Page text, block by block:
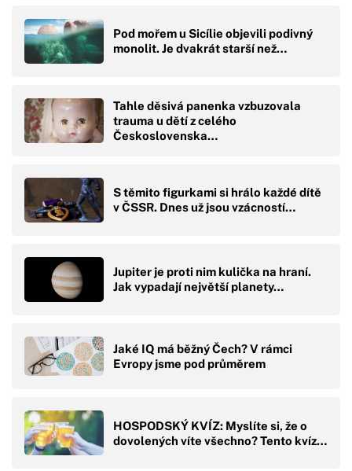
Pod mořem u Sicílie objevili podivný
monolit. Je dvakrát starší než…
Tahle děsivá panenka vzbuzovala
trauma u dětí z celého
Československa…
S těmito figurkami si hrálo každé dítě
v ČSSR. Dnes už jsou vzácností…
Jupiter je proti nim kulička na hraní.
Jak vypadají největší planety…
Jaké IQ má běžný Čech? V rámci
Evropy jsme pod průměrem
HOSPODSKÝ KVÍZ: Myslíte si, že o
dovolených víte všechno? Tento kvíz…